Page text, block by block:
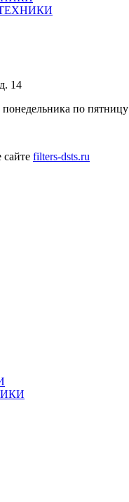
14
по пятницу
filters-dsts.ru